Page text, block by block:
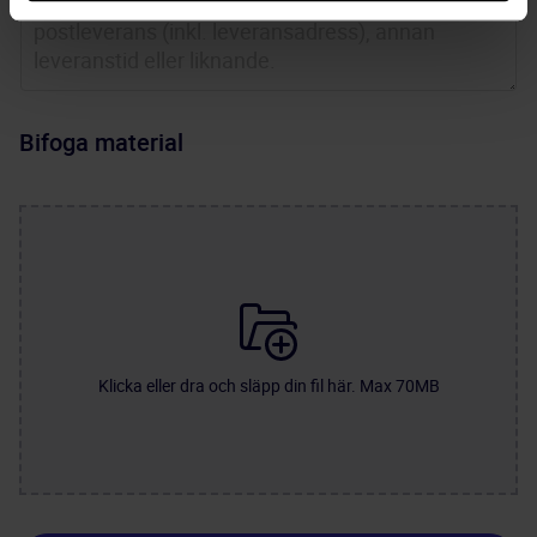
Bifoga material
Klicka eller dra och släpp din fil här. Max 70MB